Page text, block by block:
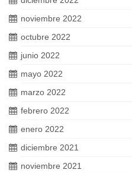
noviembre 2022
octubre 2022
junio 2022
mayo 2022
marzo 2022
febrero 2022
enero 2022
diciembre 2021
noviembre 2021